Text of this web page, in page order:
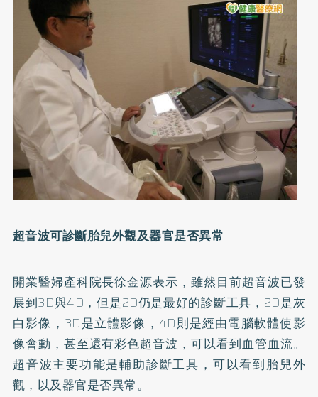
超音波可診斷胎兒外觀及器官是否異常
開業醫婦產科院長徐金源表示，雖然目前超音波已發
展到3D與4D，但是2D仍是最好的診斷工具，2D是灰
白影像，3D是立體影像，4D則是經由電腦軟體使影
像會動，甚至還有彩色超音波，可以看到血管血流。
超音波主要功能是輔助診斷工具，可以看到胎兒外
觀，以及器官是否異常。